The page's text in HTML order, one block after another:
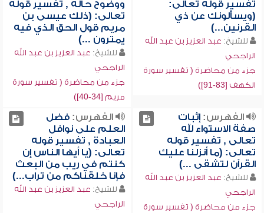
تفسير قوله تعالى:
(ويسألونك عن ذي
القرنين...)
للشيخ: عبد العزيز بن عبد الله
الراجحي
جزء من محاضرة ( تفسير سورة
الكهف [83-91])
ووضوح حاله , تفسير قوله
تعالى: (ذلك عيسى بن
مريم قول الحق الذي فيه
يمترون ...)
للشيخ: عبد العزيز بن عبد الله
الراجحي
جزء من محاضرة ( تفسير سورة
مريم [34-40])
الفهرس:إثبات
صفة الاستواء لله
تعالى , تفسير قوله
تعالى: (ما أنزلنا عليك
القرآن لتشقى ...)
للشيخ: عبد العزيز بن عبد الله
الراجحي
جزء من محاضرة ( تفسير سورة
الفهرس:فضل
العلم على نوافل
العبادة , تفسير قوله
تعالى: (يا أيها الناس إن
كنتم في ريب من البعث
فإنا خلقناكم من تراب...)
للشيخ: عبد العزيز بن عبد الله
الراجحي